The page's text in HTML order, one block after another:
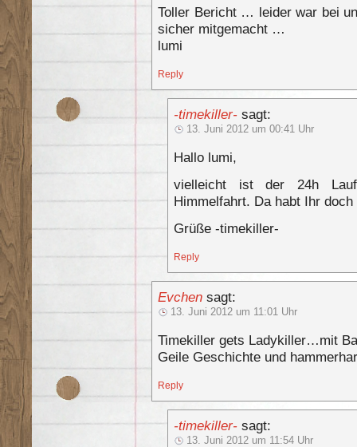
Toller Bericht … leider war bei
sicher mitgemacht …
lumi
Reply
-timekiller- sagt:
13. Juni 2012 um 00:41 Uhr
Hallo lumi,
vielleicht ist der 24h
Himmelfahrt. Da habt Ihr
Grüße -timekiller-
Reply
Evchen sagt:
13. Juni 2012 um 11:01 Uhr
Timekiller gets Ladykiller…mit
Geile Geschichte und
Reply
-timekiller- sagt:
13. Juni 2012 um 11:54 Uhr